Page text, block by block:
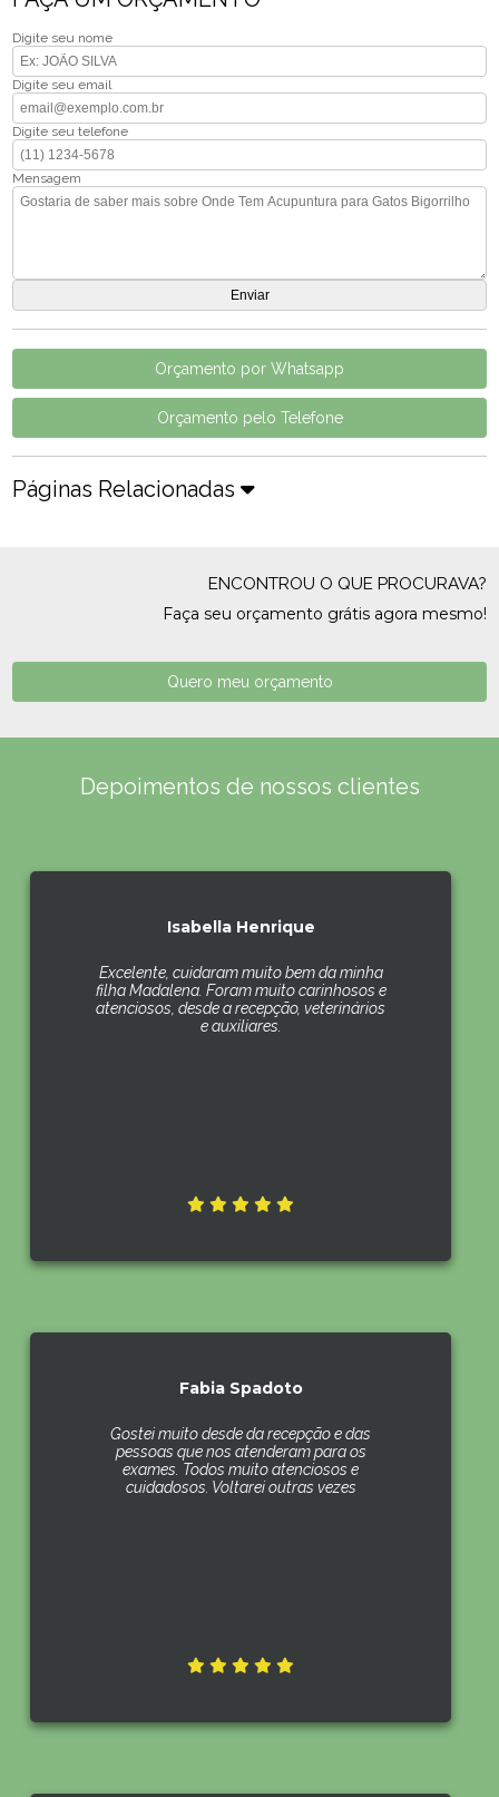
Digite seu nome
Digite seu email
Digite seu telefone
Mensagem
Orçamento por Whatsapp
Orçamento pelo Telefone
Páginas Relacionadas
ENCONTROU O QUE PROCURAVA?
Faça seu orçamento grátis agora mesmo!
Quero meu orçamento
Depoimentos de nossos clientes
Isabella Henrique
Excelente, cuidaram muito bem da minha
filha Madalena. Foram muito carinhosos e
atenciosos, desde a recepção, veterinários
e auxiliares.
Fabia Spadoto
Gostei muito desde da recepção e das
pessoas que nos atenderam para os
exames. Todos muito atenciosos e
cuidadosos. Voltarei outras vezes